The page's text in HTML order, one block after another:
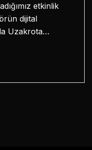
etkinlik
dijital
Uzakrota…